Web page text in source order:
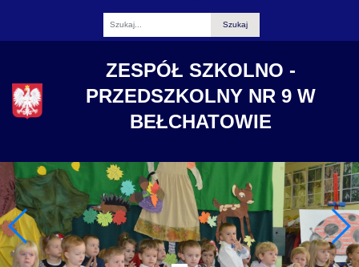
ZESPÓŁ SZKOLNO -
PRZEDSZKOLNY NR 9 W
BEŁCHATOWIE